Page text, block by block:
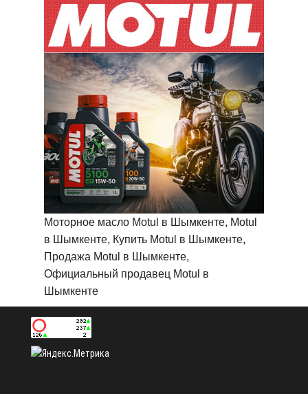
Моторное масло Motul в Шымкенте, Motul
в Шымкенте, Купить Motul в Шымкенте,
Продажа Motul в Шымкенте,
Официальный продавец Motul в
Шымкенте